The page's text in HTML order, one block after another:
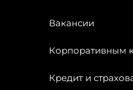
Вакансии
Корпоративным
Кредит и